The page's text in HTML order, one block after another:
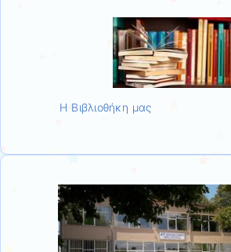
Η Βιβλιοθήκη μας